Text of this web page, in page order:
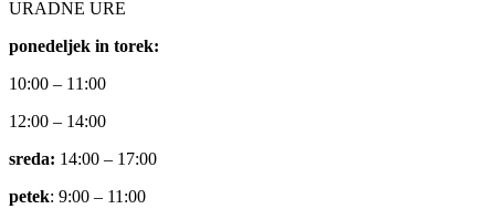
URADNE URE
ponedeljek in torek:
10:00 – 11:00
12:00 – 14:00
sreda: 14:00 – 17:00
petek: 9:00 – 11:00